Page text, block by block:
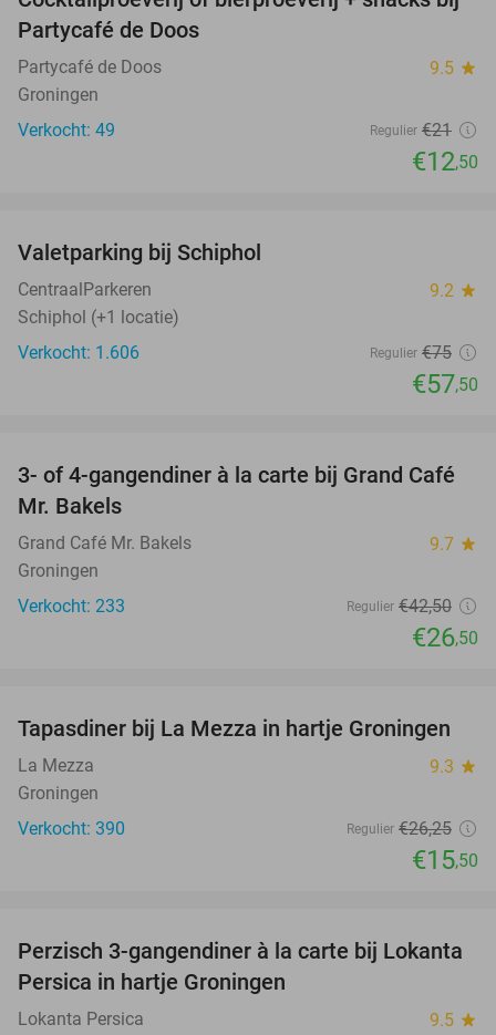
Partycafé de Doos
Partycafé de Doos 9.5 star
Groningen
Verkocht: 49
Regulier €21
€12,50
Valetparking bij Schiphol
CentraalParkeren 9.2 star
Schiphol (+1 locatie)
Verkocht: 1.606
Regulier €75
€57,50
38%
3- of 4-gangendiner à la carte bij Grand Café
Mr. Bakels
Grand Café Mr. Bakels 9.7 star
Groningen
Verkocht: 233
Regulier €42,50
€26,50
41%
Tapasdiner bij La Mezza in hartje Groningen
La Mezza 9.3 star
Groningen
Verkocht: 390
Regulier €26,25
€15,50
40%
Perzisch 3-gangendiner à la carte bij Lokanta
Persica in hartje Groningen
Lokanta Persica 9.5 star